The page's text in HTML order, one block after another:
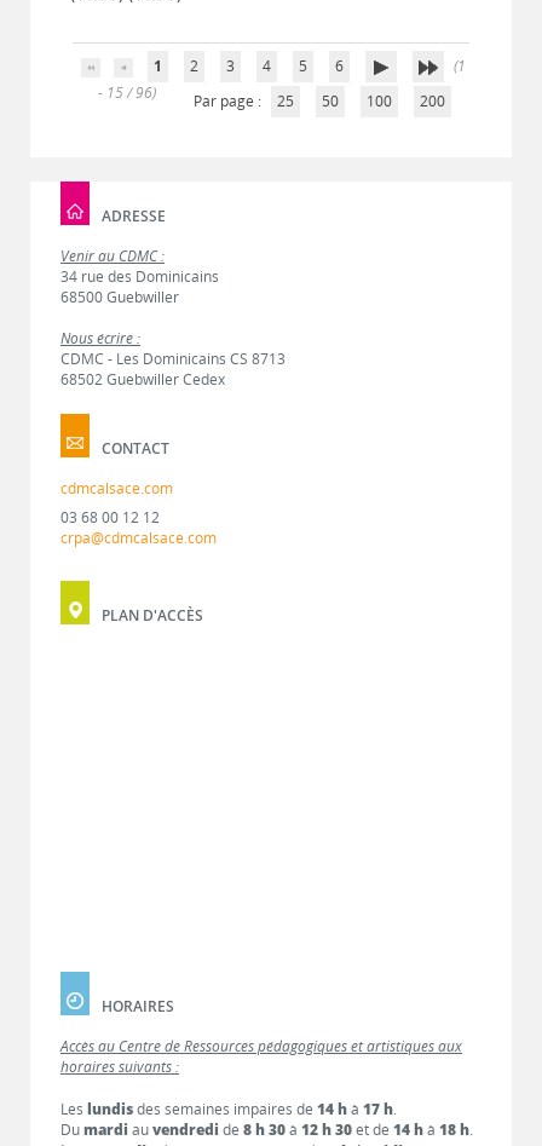
1 2 3 4 5 6
(1
- 15 / 96)
Par page : 25 50 100 200
ADRESSE
Venir au CDMC :
34 rue des Dominicains
68500 Guebwiller
Nous écrire :
CDMC - Les Dominicains CS 8713
68502 Guebwiller Cedex
CONTACT
cdmcalsace.com
03 68 00 12 12
crpa@cdmcalsace.com
PLAN D'ACCÈS
HORAIRES
Accès au Centre de Ressources pédagogiques et artistiques aux
horaires suivants :
Les lundisdes semaines impaires de 14 hà 17 h.
Dumardi auvendredi de 8 h 30à 12 h 30et de 14 hà 18 h.